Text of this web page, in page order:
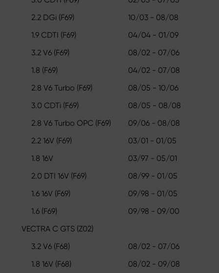
2.2 DGi (F69)
10/03 - 08/08
1.9 CDTI (F69)
04/04 - 01/09
3.2 V6 (F69)
08/02 - 07/06
1.8 (F69)
04/02 - 07/08
2.8 V6 Turbo (F69)
08/05 - 10/06
3.0 CDTi (F69)
08/05 - 08/08
2.8 V6 Turbo OPC (F69)
09/06 - 08/08
2.2 16V (F69)
03/01 - 01/05
1.8 16V
03/97 - 05/01
2.0 DTI 16V (F69)
08/99 - 01/05
1.6 16V (F69)
09/98 - 01/05
1.6 (F69)
09/98 - 09/00
VECTRA C GTS (Z02)
3.2 V6 (F68)
08/02 - 07/06
1.8 16V (F68)
08/02 - 09/08